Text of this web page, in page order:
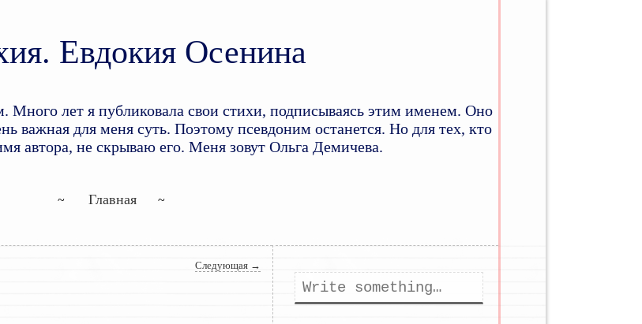
Евдокия Осенина
лет я публиковала свои стихи, подписываясь этим именем. Оно
важная для меня суть. Поэтому псевдоним останется. Но для тех, кто
автора, не скрываю его. Меня зовут Ольга Демичева.
Перейти к основному содержимому
Перейти к дополнительному содержимому
Главная
Следующая →
Поиск